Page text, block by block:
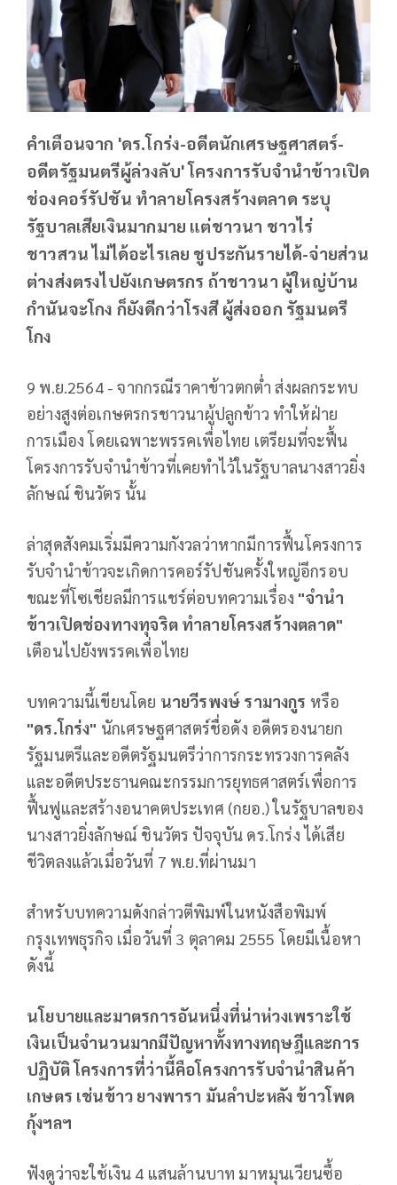
คำเตือนจาก 'ดร.โกร่ง-อดีตนักเศรษฐศาสตร์-
อดีตรัฐมนตรีผู้ล่วงลับ' โครงการรับจำนำข้าวเปิด
ช่องคอร์รัปชัน ทำลายโครงสร้างตลาด ระบุ
รัฐบาลเสียเงินมากมาย แต่ชาวนา ชาวไร่
ชาวสวน ไม่ได้อะไรเลย ชูประกันรายได้-จ่ายส่วน
ต่างส่งตรงไปยังเกษตรกร ถ้าชาวนา ผู้ใหญ่บ้าน
กำนันจะโกง ก็ยังดีกว่าโรงสี ผู้ส่งออก รัฐมนตรี
โกง
9 พ.ย.2564 - จากกรณีราคาข้าวตกต่ำ ส่งผลกระทบ
อย่างสูงต่อเกษตรกรชาวนาผู้ปลูกข้าว ทำให้ฝ่าย
การเมือง โดยเฉพาะพรรคเพื่อไทย เตรียมที่จะฟื้น
โครงการรับจำนำข้าวที่เคยทำไว้ในรัฐบาลนางสาวยิ่ง
ลักษณ์ ชินวัตร นั้น
ล่าสุดสังคมเริ่มมีความกังวลว่าหากมีการฟื้นโครงการ
รับจำนำข้าวจะเกิดการคอร์รัปชันครั้งใหญ่อีกรอบ
ขณะที่โซเชียลมีการแชร์ต่อบทความเรื่อง "จำนำ
ข้าวเปิดช่องทางทุจริต ทำลายโครงสร้างตลาด"
เตือนไปยังพรรคเพื่อไทย
บทความนี้เขียนโดย นายวีรพงษ์ รามางกูร หรือ
"ดร.โกร่ง" นักเศรษฐศาสตร์ชื่อดัง อดีตรองนายก
รัฐมนตรีและอดีตรัฐมนตรีว่าการกระทรวงการคลัง
และอดีตประธานคณะกรรมการยุทธศาสตร์เพื่อการ
ฟื้นฟูและสร้างอนาคตประเทศ (กยอ.) ในรัฐบาลของ
นางสาวยิ่งลักษณ์ ชินวัตร ปัจจุบัน ดร.โกร่ง ได้เสีย
ชีวิตลงแล้วเมื่อวันที่ 7 พ.ย.ที่ผ่านมา
สำหรับบทความดังกล่าวตีพิมพ์ในหนังสือพิมพ์
กรุงเทพธุรกิจ เมื่อวันที่ 3 ตุลาคม 2555 โดยมีเนื้อหา
ดังนี้
นโยบายและมาตรการอันหนึ่งที่น่าห่วงเพราะใช้
เงินเป็นจำนวนมากมีปัญหาทั้งทางทฤษฎีและการ
ปฏิบัติ โครงการที่ว่านี้คือโครงการรับจำนำสินค้า
เกษตร เช่นข้าว ยางพารา มันลำปะหลัง ข้าวโพด
กุ้งฯลฯ
ฟังดูว่าจะใช้เงิน 4 แสนล้านบาท มาหมุนเวียนซื้อ